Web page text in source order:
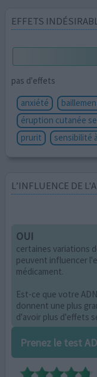
EFFETS
pas d'effets
anxiété
éruption cutanée
prurit
sensibilité
L’INFLUENCE DE
OUI
certaines variations
peuvent influencer
médicament.
Est-ce que votre
donnent une plus
d'avoir plus d'effets
Prenez le test